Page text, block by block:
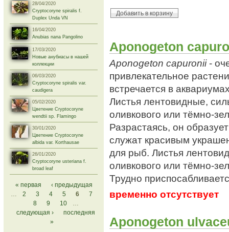
28/04/2020
Cryptocoryne spiralis f.
Duplex Unda VN
16/04/2020
Anubias nana Pangolino
17/03/2020
Новые анубиасы в нашей
коллекции
06/03/2020
Cryptocoryne spiralis var.
caudigera
05/02/2020
Цветение Cryptocoryne
wendtii sp. Flamingo
30/01/2020
Цветение Cryptocoryne
albida var. Korthausae
26/01/2020
Cryptocoryne usteriana f.
broad leaf
« первая
‹ предыдущая
2 3 4 5 6
7
8
9 10
следующая ›
последняя
»
Aponogeton
Aponogeton capuronii-
привлекательное
встречается в
Листья лентовидные,
оливкового или тёмно-
Разрастаясь, он
служат красивым
для рыб. Листья
оливкового или тёмно-
Трудно
временно отсутствует
Aponogeton